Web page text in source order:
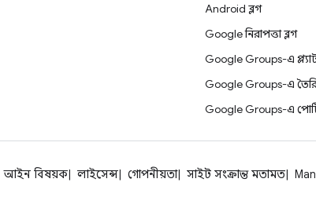
Android ব্লগ
Google নিরাপত্তা ব্লগ
Google Groups-এ
Google Groups-এ
Google Groups-এ
আইন বিষয়ক লাইসেন্স গোপনীয়তা সাইট সংক্রান্ত মতামত